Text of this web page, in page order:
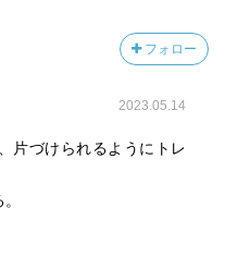
フォロー
2023.05.14
片づけられるようにトレ